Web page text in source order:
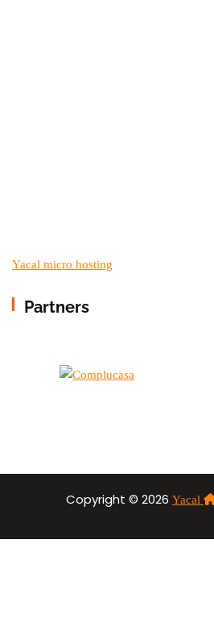
Yacal micro hosting
Partners
Copyright © 2026 Yacal